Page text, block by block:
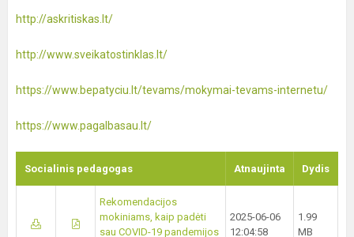
http://askritiskas.lt/
http://www.sveikatostinklas.lt/
https://www.bepatyciu.lt/tevams/mokymai-tevams-internetu/
https://www.pagalbasau.lt/
Socialinis pedagogas Atnaujinta Dydis
Rekomendacijos
mokiniams, kaip padėti
sau COVID-19 pandemijos
2025-06-06
12:04:58
1.99
MB